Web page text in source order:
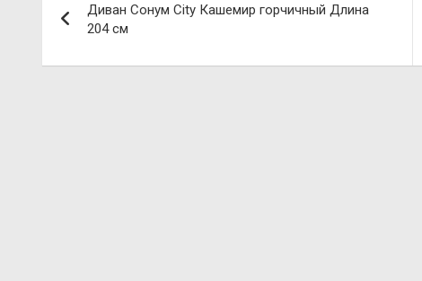
по
записям
Диван Сонум City Кашемир горчичный Длина
204 см